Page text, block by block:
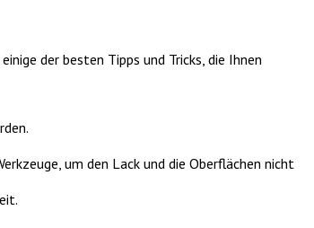
der besten Tipps und Tricks, die Ihnen
um den Lack und die Oberflächen nicht